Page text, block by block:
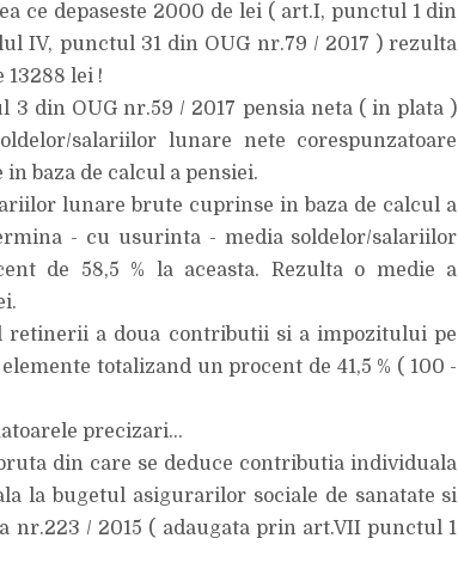
ce depaseste 2000 de lei ( art.I, punctul 1 din
IV, punctul 31 din OUG nr.79 / 2017 ) rezulta
lei !
din OUG nr.59 / 2017 pensia neta ( in plata )
salariilor lunare nete corespunzatoare
baza de calcul a pensiei.
lunare brute cuprinse in baza de calcul a
- cu usurinta - media soldelor/salariilor
de 58,5 % la aceasta. Rezulta o medie a
retinerii a doua contributii si a impozitului pe
totalizand un procent de 41,5 % ( 100 -
precizari...
din care se deduce contributia individuala
la bugetul asigurarilor sociale de sanatate si
/ 2015 ( adaugata prin art.VII punctul 1